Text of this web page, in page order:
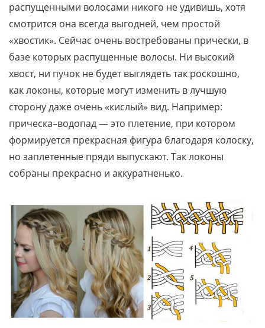
распущенными волосами никого не удивишь, хотя
смотрится она всегда выгодней, чем простой
«хвостик». Сейчас очень востребованы прически, в
базе которых распущенные волосы. Ни высокий
хвост, ни пучок не будет выглядеть так роскошно,
как локоны, которые могут изменить в лучшую
сторону даже очень «кислый» вид. Например:
прическа–водопад — это плетение, при котором
формируется прекрасная фигура благодаря колоску,
но заплетенные пряди выпускают. Так локоны
собраны прекрасно и аккуратненько.